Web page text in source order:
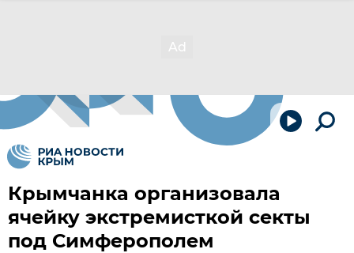
Крымчанка организовала
ячейку экстремисткой секты
под Симферополем